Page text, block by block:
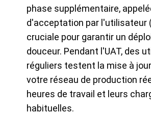
phase supplémentaire,
d'acceptation par l'utilisateur
cruciale pour garantir un
douceur. Pendant l'UAT, des
réguliers testent la mise à
votre réseau de production
heures de travail et leurs
habituelles.